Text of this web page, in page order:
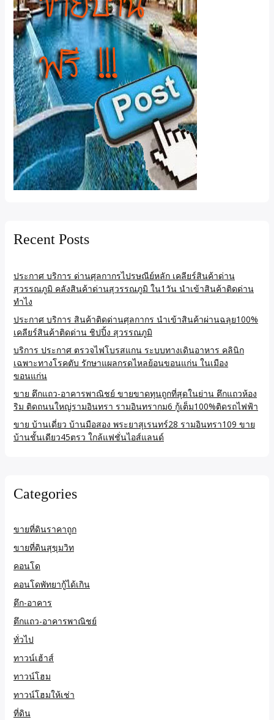
Recent Posts
ประกาศ บริการ ด่านศุลกากรไปรษณีย์หลัก เคลียร์สินค้าด่าน
สุวรรณภูมิ คลังสินค้าด่านสุวรรณภูมิ ใน1วัน นำเข้าสินค้าติดด่าน
ทำไง
ประกาศ บริการ สินค้าติดด่านศุลกากร นำเข้าสินค้าผ่านฉลุย100%
เคลียร์สินค้าติดด่าน ชิปปิ้ง สุวรรณภูมิ
บริการ ประกาศ ตรวจไฟโบรสแกน ระบบทางเดินอาหาร คลินิก
เฉพาะทางโรคตับ รักษาแผลกรดไหลย้อนขอนแก่น ในเมือง
ขอนแก่น
ขาย ตึกแถว-อาคารพาณิชย์ ขายขาดทุนถูกที่สุดในย่าน ตึกแถวห้อง
ริม ติดถนนใหญ่รามอินทรา รามอินทรากม6 กู้เต็ม100%ติดรถไฟฟ้า
ขาย บ้านเดี่ยว บ้านมือสอง พระยาสุเรนทร์28 รามอินทรา109 ขาย
บ้านชั้นเดียว45ตรว ใกล้แฟชั่นไอส์แลนด์
Categories
ขายที่ดินราคาถูก
ขายที่ดินสุขุมวิท
คอนโด
คอนโดพัทยากู้ได้เกิน
ตึก-อาคาร
ตึกแถว-อาคารพาณิชย์
ทั่วไป
ทาวน์เฮ้าส์
ทาวน์โฮม
ทาวน์โฮมให้เช่า
ที่ดิน